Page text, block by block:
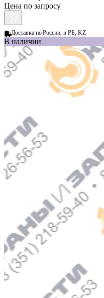
Цена по запросу
Доставка поРоссии, в РБ, KZ
В наличии